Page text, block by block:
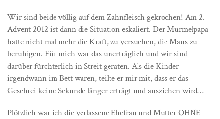
Wir sind beide völlig auf dem Zahnfleisch gekrochen! Am 2.
Advent 2012 ist dann die Situation eskaliert. Der Murmelpapa
hatte nicht mal mehr die Kraft, zu versuchen, die Maus zu
beruhigen. Für mich war das unerträglich und wir sind
darüber fürchterlich in Streit geraten. Als die Kinder
irgendwann im Bett waren, teilte er mir mit, dass er das
Geschrei keine Sekunde länger erträgt und ausziehen wird…
Plötzlich war ich die verlassene Ehefrau und Mutter OHNE